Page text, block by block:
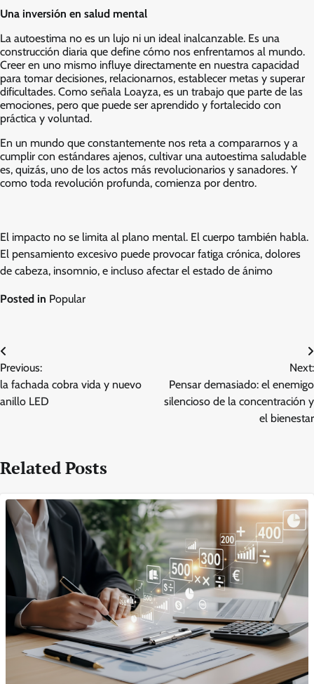
Una inversión en salud mental
La autoestima no es un lujo ni un ideal inalcanzable. Es una
construcción diaria que define cómo nos enfrentamos al mundo.
Creer en uno mismo influye directamente en nuestra capacidad
para tomar decisiones, relacionarnos, establecer metas y superar
dificultades. Como señala Loayza, es un trabajo que parte de las
emociones, pero que puede ser aprendido y fortalecido con
práctica y voluntad.
En un mundo que constantemente nos reta a compararnos y a
cumplir con estándares ajenos, cultivar una autoestima saludable
es, quizás, uno de los actos más revolucionarios y sanadores. Y
como toda revolución profunda, comienza por dentro.
El impacto no se limita al plano mental. El cuerpo también habla.
El pensamiento excesivo puede provocar fatiga crónica, dolores
de cabeza, insomnio, e incluso afectar el estado de ánimo
Posted in Popular
Post
navigation
Previous:
la fachada cobra vida y nuevo
anillo LED
Next:
Pensar demasiado: el enemigo
silencioso de la concentración y
el bienestar
Related Posts